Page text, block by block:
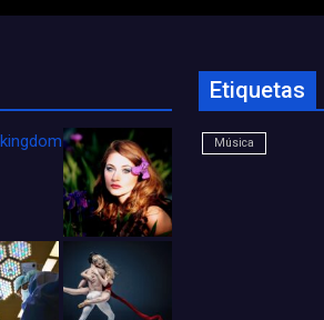
Etiquetas
Música